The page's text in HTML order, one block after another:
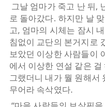
그날 엄마가 죽고 난 뒤,
로 돌아갔다. 하지만 날
고, 엄마의 시체는 잠시
침없이 교단의 본거지로
보았던 이상한 사람들이
에서 이상한 연설 같은
그랬더니 내가 뭘 원해서
무어라 속삭였다.